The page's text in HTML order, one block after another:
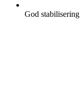
God stabilisering